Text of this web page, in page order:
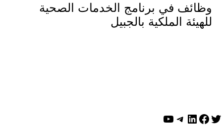
وظائف في برنامج الخدمات الصحية
للهيئة الملكية بالجبيل
تويترفيسبوك
لينكد إن تيليجرام
يوتيوب